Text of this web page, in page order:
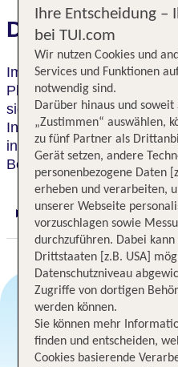
Das erwartet Sie
Im Herzen von Jumeirah
Plaza Jumeirah Dubai 252
sich perfekt für
In zentraler Lage an der
in der Nähe der Sheikh
Beach, Port Rashid und
Digitaler und
Ihre Entscheidung –
bei TUI.com
Wir nutzen Cookies und
Services und Funktionen
notwendig sind.
Darüber hinaus und
„Zustimmen“ auswählen,
zu fünf Partner als
Gerät setzen, andere
personenbezogene Daten
erheben und verarbeiten,
unserer Webseite
vorzuschlagen sowie
durchzuführen. Dabei
Drittstaaten [z.B. USA]
Datenschutzniveau
Zugriffe von dortigen
werden können.
Sie können mehr
finden und entscheiden,
Cookies basierende